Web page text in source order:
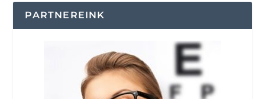
PARTNEREINK